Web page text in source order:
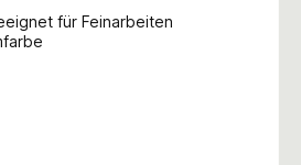
für Feinarbeiten